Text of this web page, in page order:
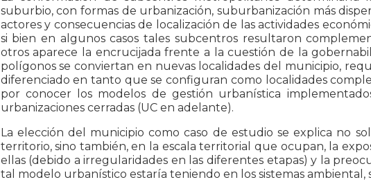
suburbio, con formas de urbanización, suburbanización más
actores y consecuencias de localización de las actividades
si bien en algunos casos tales subcentros resultaron
otros aparece la encrucijada frente a la cuestión de la
polígonos se conviertan en nuevas localidades del municipio,
diferenciado en tanto que se configuran como localidades
por conocer los modelos de gestión urbanística
urbanizaciones cerradas (UC en adelante).
La elección del municipio como caso de estudio se explica no
territorio, sino también, en la escala territorial que ocupan, la
ellas (debido a irregularidades en las diferentes etapas) y la
tal modelo urbanístico estaría teniendo en los sistemas ambiental,